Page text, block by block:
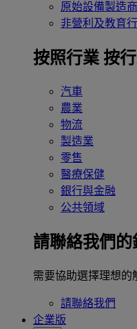
原始設備製造商
非營利及教育
按照行業 按
汽車
農業
物流
製造業
零售
醫療保健
銀行與金融
公共領域
請聯絡我們的
需要協助選擇理想的
請聯絡我們
企業版